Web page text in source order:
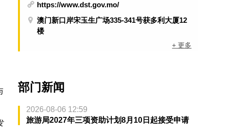
https://www.dst.gov.mo/
澳门新口岸宋玉生广场335-341号获多利大厦12
楼
+ 更多
部门新闻
2026-08-06 12:59
旅游局2027年三项资助计划8月10日起接受申请